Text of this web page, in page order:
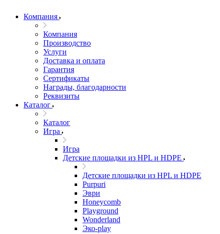
Компания
Компания
Производство
Услуги
Доставка и оплата
Гарантия
Сертификаты
Награды, благодарности
Реквизиты
Каталог
Каталог
Игра
Игра
Детские площадки из HPL и HDPE
Детские площадки из HPL и HDPE
Purpuri
Эври
Honeycomb
Playground
Wonderland
Эко-play